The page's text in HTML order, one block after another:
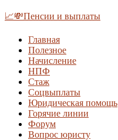
📈💸Пенсии и выплаты
Главная
Полезное
Начисление
НПФ
Стаж
Соцвыплаты
Юридическая помощь
Горячие линии
Форум
Вопрос юристу